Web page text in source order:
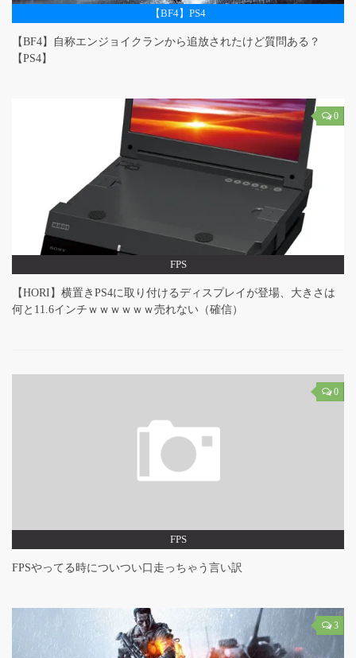
【BF4】PS4
【BF4】自称エンジョイクランから追放されたけど質問ある？
【PS4】
0
FPS
【HORI】横置きPS4に取り付けるディスプレイが登場、大きさは
何と11.6インチｗｗｗｗｗｗ売れない（確信）
0
FPS
FPSやってる時についつい口走っちゃう言い訳
3